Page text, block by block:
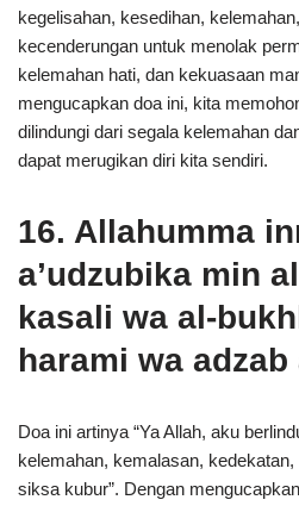
kegelisahan, kesedihan,
kecenderungan untuk menolak
kelemahan hati, dan kekuasaan
mengucapkan doa ini, kita
dilindungi dari segala kelemahan
dapat merugikan diri kita sendiri.
16. Allahumma
a’udzubika min
kasali wa al-
harami wa adzab
Doa ini artinya “Ya Allah, aku
kelemahan, kemalasan,
siksa kubur”. Dengan